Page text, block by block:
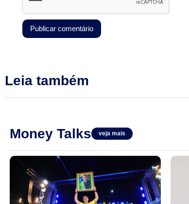
Leia também
Money Talks veja mais